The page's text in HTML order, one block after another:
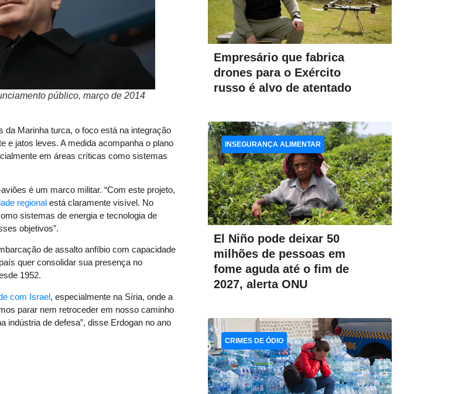
público, março de 2014
da Marinha turca, o foco está na integração
e jatos leves. A medida acompanha o plano
em áreas críticas como sistemas
é um marco militar. “Com este projeto,
regional está claramente visível. No
sistemas de energia e tecnologia de
objetivos”.
de assalto anfíbio com capacidade
quer consolidar sua presença no
1952.
com Israel, especialmente na Síria, onde a
parar nem retroceder em nosso caminho
indústria de defesa”, disse Erdogan no ano
Empresário que fabrica
drones para o Exército
russo é alvo de atentado
El Niño pode deixar 50
milhões de pessoas em
fome aguda até o fim de
2027, alerta ONU
INSEGURANÇA ALIMENTAR
CRIMES DE ÓDIO